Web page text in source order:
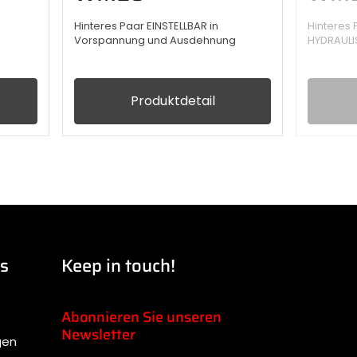
Hinteres Paar EINSTELLBAR in
Vorspannung und Ausdehnung
Produktdetail
Hinteres
Keep in touch!
Abonnieren Sie unseren
Newsletter